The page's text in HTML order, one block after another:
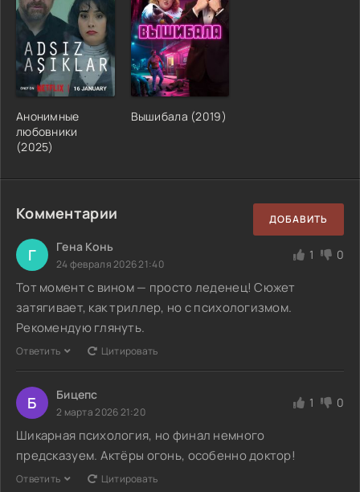
Анонимные
любовники
(2025)
Вышибала (2019)
Комментарии ДОБАВИТЬ
Г Гена Конь
24 февраля 2026 21:40
1 0
Тот момент с вином — просто леденец! Сюжет
затягивает, как триллер, но с психологизмом.
Рекомендую глянуть.
Ответить Цитировать
Б Бицепс
2 марта 2026 21:20
1 0
Шикарная психология, но финал немного
предсказуем. Актёры огонь, особенно доктор!
Ответить Цитировать